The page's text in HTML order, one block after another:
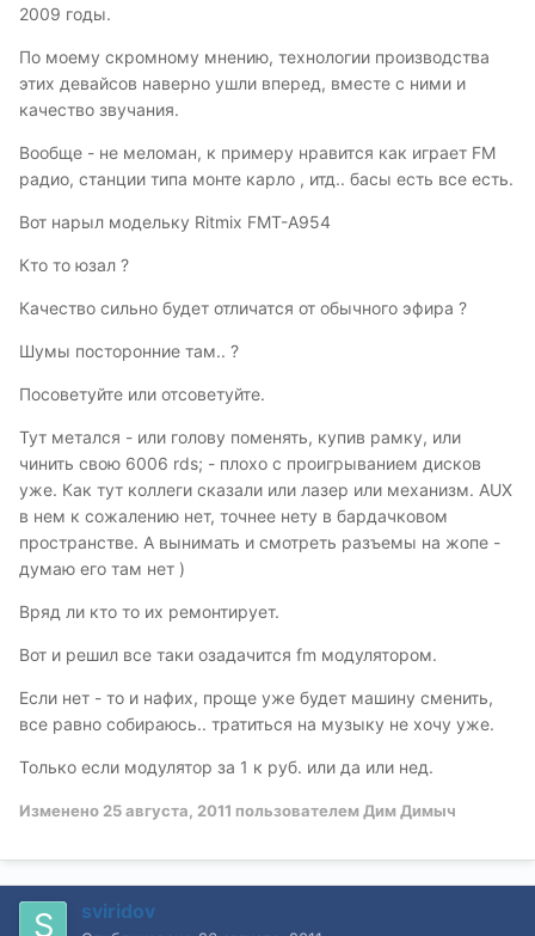
2009 годы.
По моему скромному мнению, технологии производства
этих девайсов наверно ушли вперед, вместе с ними и
качество звучания.
Вообще - не меломан, к примеру нравится как играет FM
радио, станции типа монте карло , итд.. басы есть все есть.
Вот нарыл модельку Ritmix FMT-A954
Кто то юзал ?
Качество сильно будет отличатся от обычного эфира ?
Шумы посторонние там.. ?
Посоветуйте или отсоветуйте.
Тут метался - или голову поменять, купив рамку, или
чинить свою 6006 rds; - плохо с проигрыванием дисков
уже. Как тут коллеги сказали или лазер или механизм. AUX
в нем к сожалению нет, точнее нету в бардачковом
пространстве. А вынимать и смотреть разъемы на жопе -
думаю его там нет )
Вряд ли кто то их ремонтирует.
Вот и решил все таки озадачится fm модулятором.
Если нет - то и нафих, проще уже будет машину сменить,
все равно собираюсь.. тратиться на музыку не хочу уже.
Только если модулятор за 1 к руб. или да или нед.
Изменено 25 августа, 2011 пользователем Дим Димыч
sviridov